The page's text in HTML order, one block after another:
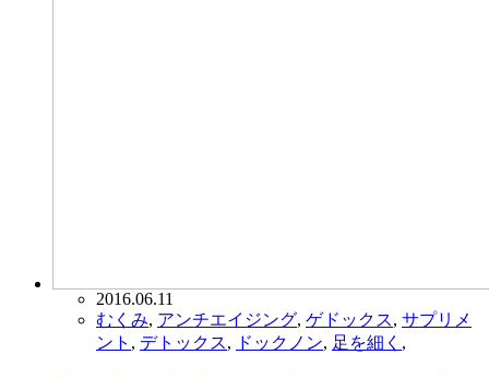
2016.06.11
むくみ, アンチエイジング, ゲドックス, サプリメ
ント , デトックス, ドックノン, 足を細く ,